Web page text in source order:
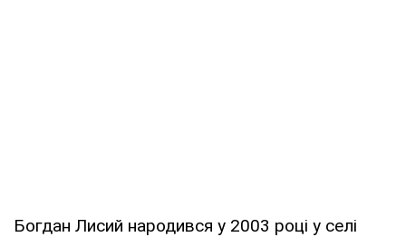
Богдан Лисий народився у 2003 році у селі